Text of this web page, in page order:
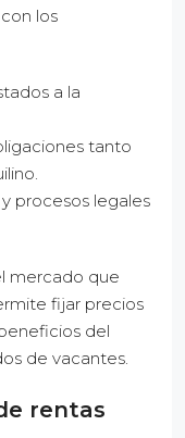
los
a la
tanto
procesos legales
mercado que
fijar precios
del
de vacantes.
rentas